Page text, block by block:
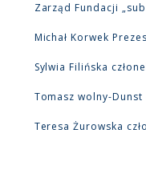
Zarząd Fundacji
Michał Korwek
Sylwia Filińska
Tomasz wolny-Dunst
Teresa Żurowska